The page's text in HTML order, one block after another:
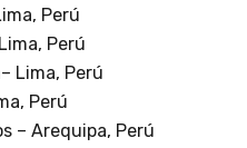
Perú
Perú
Lima, Perú
Perú
– Arequipa, Perú